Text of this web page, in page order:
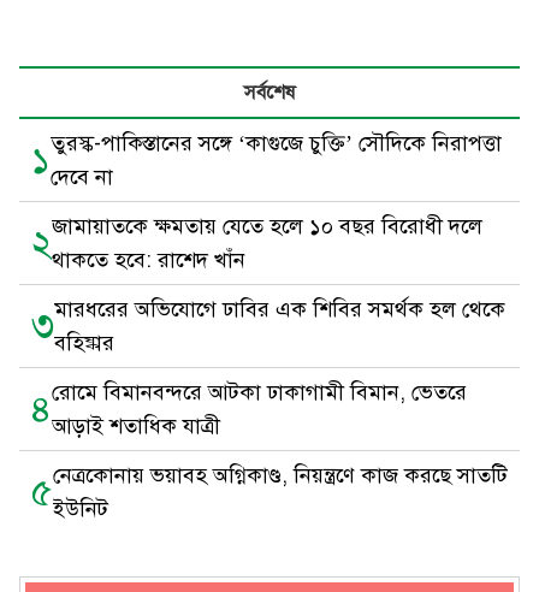
সর্বশেষ
১তুরস্ক-পাকিস্তানের সঙ্গে ‘কাগুজে চুক্তি’ সৌদিকে নিরাপত্তা
দেবে না
২জামায়াতকে ক্ষমতায় যেতে হলে ১০ বছর বিরোধী দলে
থাকতে হবে: রাশেদ খাঁন
৩মারধরের অভিযোগে ঢাবির এক শিবির সমর্থক হল থেকে
বহিষ্কার
৪রোমে বিমানবন্দরে আটকা ঢাকাগামী বিমান, ভেতরে
আড়াই শতাধিক যাত্রী
৫নেত্রকোনায় ভয়াবহ অগ্নিকাণ্ড, নিয়ন্ত্রণে কাজ করছে সাতটি
ইউনিট